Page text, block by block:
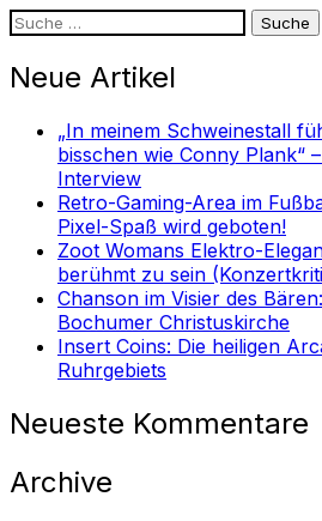
Suche
Neue Artikel
„In meinem Schweinestall
bisschen wie Conny Plank“
Interview
Retro-Gaming-Area im
Pixel-Spaß wird geboten!
Zoot Womans Elektro-
berühmt zu sein
Chanson im Visier des
Bochumer Christuskirche
Insert Coins: Die heiligen
Ruhrgebiets
Neueste Kommentare
Archive